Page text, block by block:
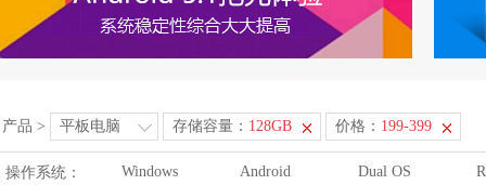
产品 > 平板电脑 存储容量： 128GB 价格： 199-399
操作系统： Windows Android Dual OS